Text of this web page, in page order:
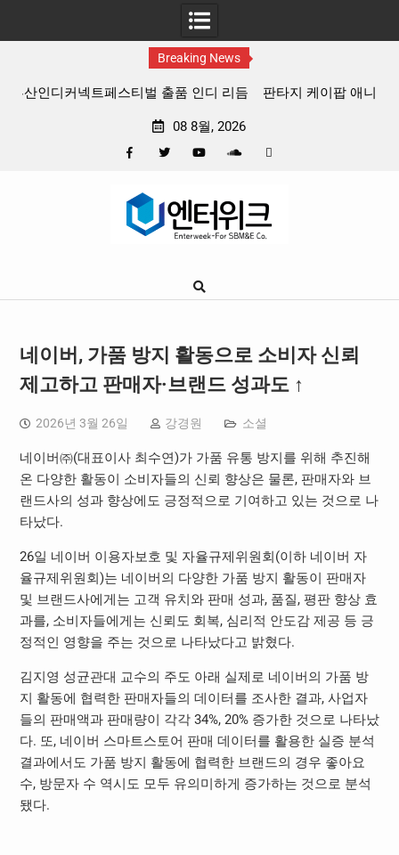
Breaking News
판타지 케이팝 애니메이션 ‘고스트밴드’ 8월 26일(수) 개봉
08 8월, 2026
Google
네이버, 가품 방지 활동으로 소비자 신뢰
제고하고 판매자·브랜드 성과도 ↑
2026년 3월 26일 강경원 소셜
네이버㈜(대표이사 최수연)가 가품 유통 방지를 위해 추진해
온 다양한 활동이 소비자들의 신뢰 향상은 물론, 판매자와 브
랜드사의 성과 향상에도 긍정적으로 기여하고 있는 것으로 나
타났다.
26일 네이버 이용자보호 및 자율규제위원회(이하 네이버 자
율규제위원회)는 네이버의 다양한 가품 방지 활동이 판매자
및 브랜드사에게는 고객 유치와 판매 성과, 품질, 평판 향상 효
과를, 소비자들에게는 신뢰도 회복, 심리적 안도감 제공 등 긍
정적인 영향을 주는 것으로 나타났다고 밝혔다.
김지영 성균관대 교수의 주도 아래 실제로 네이버의 가품 방
지 활동에 협력한 판매자들의 데이터를 조사한 결과, 사업자
들의 판매액과 판매량이 각각 34%, 20% 증가한 것으로 나타났
다. 또, 네이버 스마트스토어 판매 데이터를 활용한 실증 분석
결과에서도 가품 방지 활동에 협력한 브랜드의 경우 좋아요
수, 방문자 수 역시도 모두 유의미하게 증가하는 것으로 분석
됐다.